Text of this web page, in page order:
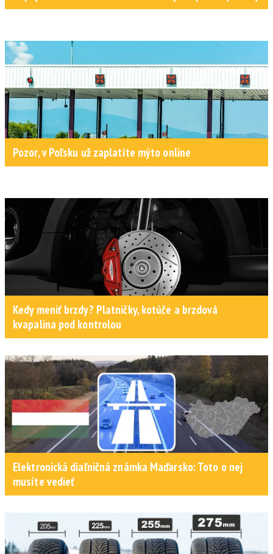
Pozor, v Poľsku už zaplatíte mýto online
Kedy meniť brzdy? Platničky, kotúče a brzdová
kvapalina pod kontrolou
Elektronická diaľničná známka Maďarsko: Toto o nej
musíte vedieť